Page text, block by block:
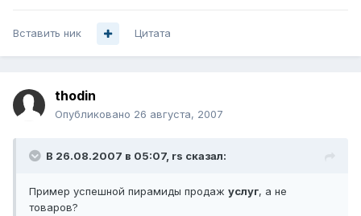
Вставить ник Цитата
thodin
Опубликовано 26 августа, 2007
В 26.08.2007 в 05:07, rs сказал:
Пример успешной пирамиды продаж услуг, а не
товаров?